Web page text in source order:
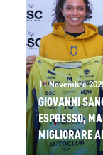
11 Novembre
GIOVANNI
ESPRESSO,
MIGLIORARE